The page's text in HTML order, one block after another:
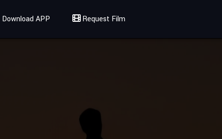
Download APP Request Film